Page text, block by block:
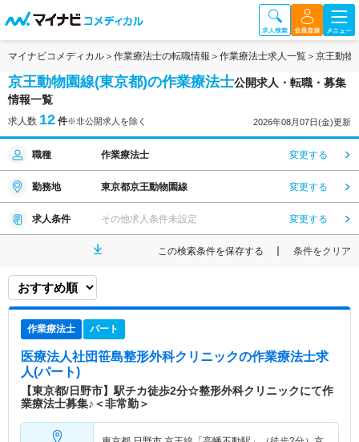
マイナビコメディカル 作業療法士の転職情報 作業療法士求人一覧 京王動物
京王動物園線(東京都)の作業療法士公開求人・転職・募集
情報一覧
求人数 12 件※非公開求人を除く 2026年08月07日(金)更新
職種 作業療法士 変更する
勤務地 東京都京王動物園線 変更する
求人条件 その他求人条件未設定 変更する
この検索条件を保存する 条件をクリア
作業療法士 パート
医療法人社団笹島整形外科クリニックの作業療法士求
人(パート)
【東京都/日野市】駅チカ徒歩2分☆整形外科クリニックにて作
業療法士募集♪＜非常勤＞